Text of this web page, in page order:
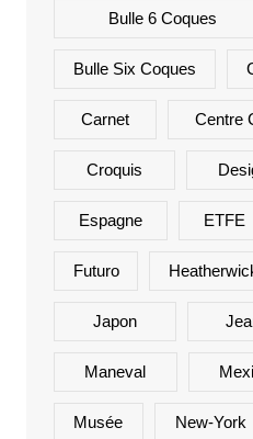
Bulle 6 Coques
Bulle Six Coques
Carnet Centre
Croquis
Espagne ETFE
Futuro
Japon
Maneval
Musée New-York